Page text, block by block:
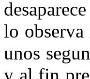
lo observa
unos
y al fin